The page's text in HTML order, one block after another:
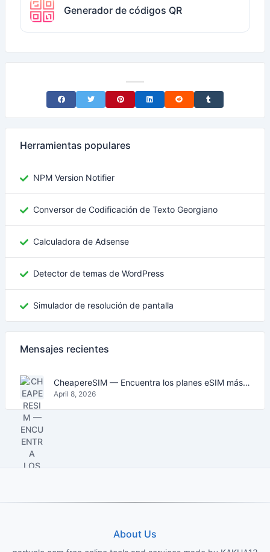
Generador de códigos QR
Share on Facebook
Share on TwitterShare on Pinterest
Share on LinkedIn
Share on RedditShare on Tumblr
Herramientas populares
NPM Version Notifier
Conversor de Codificación de Texto Georgiano
Calculadora de Adsense
Detector de temas de WordPress
Simulador de resolución de pantalla
Mensajes recientes
CheapereSIM — Encuentra los planes eSIM más baratos para viajar en 2026
April 8, 2026
About Us